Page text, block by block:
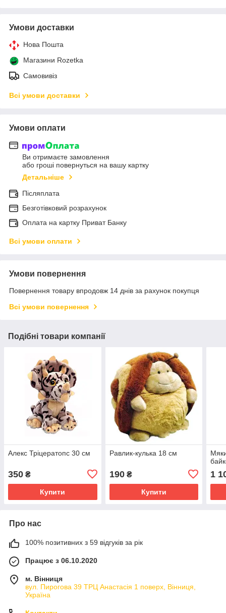
Умови доставки
Нова Пошта
Магазини Rozetka
Самовивіз
Всі умови доставки
Умови оплати
Ви отримаєте замовлення
або гроші повернуться на вашу картку
Детальніше
Післяплата
Безготівковий розрахунок
Оплата на картку Приват Банку
Всі умови оплати
Умови повернення
Повернення товару впродовж 14 днів за рахунок покупця
Всі умови повернення
Подібні товари компанії
Алекс Тріцератопс 30 см
350 ₴
Купити
Равлик-кулька 18 см
190₴
Купити
1
Про нас
100% позитивних з 59 відгуків за рік
Працює з 06.10.2020
м. Вінниця
вул. Пирогова 39 ТРЦ Анастасія 1 поверх, Вінниця,
Україна